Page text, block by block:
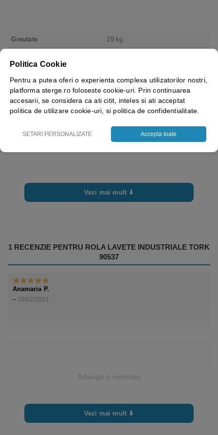
Greutate 29 kg
Culoare Alb
Dimensiune laveta 32×38 cm
Vezi mai mult ⬇
1 RECENZIE PENTRU ROLA LAVETE INDUSTRIALE TORK
90537
5din 5
Anamaria P.
– 28/02/2023
Adauga o recenzie
Trebuie sa fiiautentificatpentru a publica o recenzie.
Vezi mai mult ⬇
Politica Cookie
Pentru a putea oferi o experienta complexa utilizatorilor nostri,
platforma sterge.ro foloseste cookie-uri. Prin continuarea
accesarii, se considera ca ati citit, inteles si ati acceptat
politica de utilizare cookie-uri, si politica de confidentialitate.
SETARI PERSONALIZATE Accepta toate